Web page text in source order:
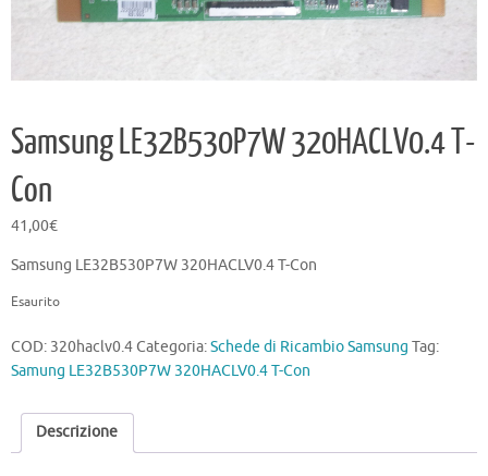
Samsung LE32B530P7W 320HACLV0.4 T-
Con
41,00€
Samsung LE32B530P7W 320HACLV0.4 T-Con
Esaurito
COD: 320haclv0.4Categoria:Schede di Ricambio Samsung Tag:
Samung LE32B530P7W 320HACLV0.4 T-Con
Descrizione